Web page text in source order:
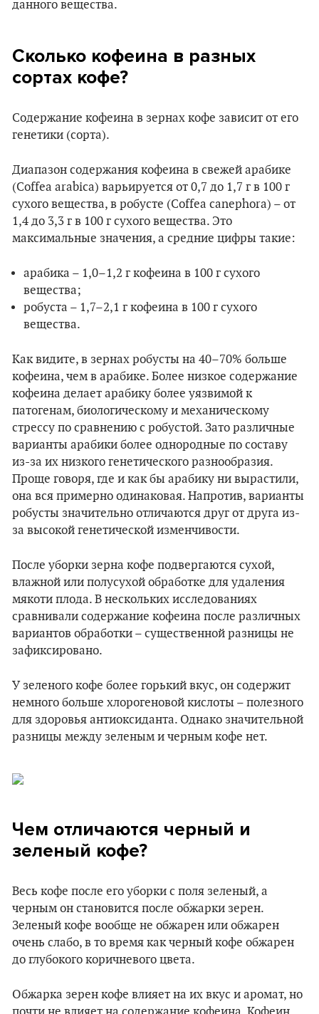
данного вещества.
Сколько кофеина в разных
сортах кофе?
Содержание кофеина в зернах кофе зависит от его
генетики (сорта).
Диапазон содержания кофеина в свежей арабике
(Coffea arabica) варьируется от 0,7 до 1,7 г в 100 г
сухого вещества, в робусте (Coffea canephora) – от
1,4 до 3,3 г в 100 г сухого вещества. Это
максимальные значения, а средние цифры такие:
арабика – 1,0–1,2 г кофеина в 100 г сухого
вещества;
робуста – 1,7–2,1 г кофеина в 100 г сухого
вещества.
Как видите, в зернах робусты на 40–70% больше
кофеина, чем в арабике. Более низкое содержание
кофеина делает арабику более уязвимой к
патогенам, биологическому и механическому
стрессу по сравнению с робустой. Зато различные
варианты арабики более однородные по составу
из-за их низкого генетического разнообразия.
Проще говоря, где и как бы арабику ни вырастили,
она вся примерно одинаковая. Напротив, варианты
робусты значительно отличаются друг от друга из-
за высокой генетической изменчивости.
После уборки зерна кофе подвергаются сухой,
влажной или полусухой обработке для удаления
мякоти плода. В нескольких исследованиях
сравнивали содержание кофеина после различных
вариантов обработки – существенной разницы не
зафиксировано.
У зеленого кофе более горький вкус, он содержит
немного больше хлорогеновой кислоты – полезного
для здоровья антиоксиданта. Однако значительной
разницы между зеленым и черным кофе нет.
Чем отличаются черный и
зеленый кофе?
Весь кофе после его уборки с поля зеленый, а
черным он становится после обжарки зерен.
Зеленый кофе вообще не обжарен или обжарен
очень слабо, в то время как черный кофе обжарен
до глубокого коричневого цвета.
Обжарка зерен кофе влияет на их вкус и аромат, но